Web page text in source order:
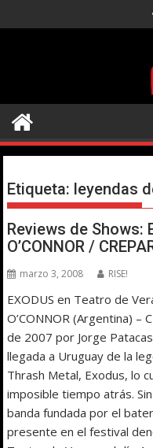
al
Etiqueta: leyendas
Reviews de Shows:
O’CONNOR /
marzo 3, 2008 RISE!
EXODUS en Teatro de
O’CONNOR (Argentina) –
de 2007 por Jorge
llegada a Uruguay de la
Thrash Metal, Exodus, lo
imposible tiempo atrás.
banda fundada por el
presente en el festival